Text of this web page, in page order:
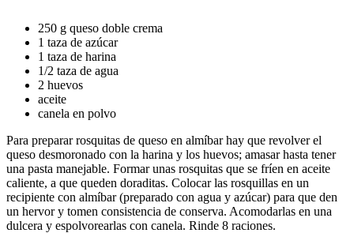
250 g queso doble crema
1 taza de azúcar
1 taza de harina
1/2 taza de agua
2 huevos
aceite
canela en polvo
Para preparar rosquitas de queso en almíbar hay que revolver el
queso desmoronado con la harina y los huevos; amasar hasta tener
una pasta manejable. Formar unas rosquitas que se fríen en aceite
caliente, a que queden doraditas. Colocar las rosquillas en un
recipiente con almíbar (preparado con agua y azúcar) para que den
un hervor y tomen consistencia de conserva. Acomodarlas en una
dulcera y espolvorearlas con canela. Rinde 8 raciones.